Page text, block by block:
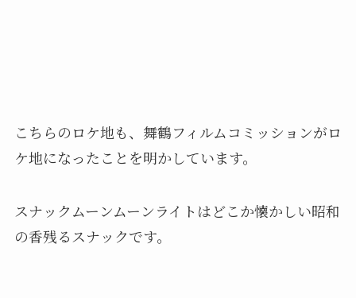
こちらのロケ地も、舞鶴フィルムコミッションがロ
ケ地になったことを明かしています。
スナックムーンムーンライトはどこか懐かしい昭和
の香残るスナックです。